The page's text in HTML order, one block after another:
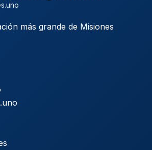
más grande de Misiones